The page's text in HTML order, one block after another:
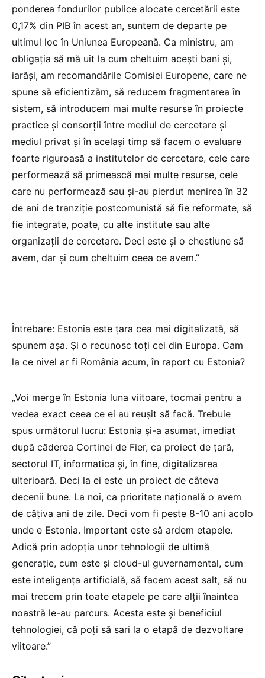
ponderea fondurilor publice alocate cercetării este
0,17% din PIB în acest an, suntem de departe pe
ultimul loc în Uniunea Europeană. Ca ministru, am
obligația să mă uit la cum cheltuim acești bani și,
iarăși, am recomandările Comisiei Europene, care ne
spune să eficientizăm, să reducem fragmentarea în
sistem, să introducem mai multe resurse în proiecte
practice și consorții între mediul de cercetare și
mediul privat și în același timp să facem o evaluare
foarte riguroasă a institutelor de cercetare, cele care
performează să primească mai multe resurse, cele
care nu performează sau și-au pierdut menirea în 32
de ani de tranziție postcomunistă să fie reformate, să
fie integrate, poate, cu alte institute sau alte
organizații de cercetare. Deci este și o chestiune să
avem, dar și cum cheltuim ceea ce avem.”
Întrebare: Estonia este țara cea mai digitalizată, să
spunem așa. Și o recunosc toți cei din Europa. Cam
la ce nivel ar fi România acum, în raport cu Estonia?
„Voi merge în Estonia luna viitoare, tocmai pentru a
vedea exact ceea ce ei au reușit să facă. Trebuie
spus următorul lucru: Estonia și-a asumat, imediat
după căderea Cortinei de Fier, ca proiect de țară,
sectorul IT, informatica și, în fine, digitalizarea
ulterioară. Deci la ei este un proiect de câteva
decenii bune. La noi, ca prioritate națională o avem
de câțiva ani de zile. Deci vom fi peste 8-10 ani acolo
unde e Estonia. Important este să ardem etapele.
Adică prin adopția unor tehnologii de ultimă
generație, cum este și cloud-ul guvernamental, cum
este inteligența artificială, să facem acest salt, să nu
mai trecem prin toate etapele pe care alții înaintea
noastră le-au parcurs. Acesta este și beneficiul
tehnologiei, că poți să sari la o etapă de dezvoltare
viitoare.”